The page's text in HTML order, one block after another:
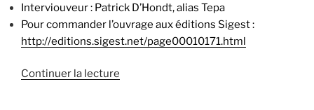
Interviouveur : Patrick D’Hondt, alias Tepa
Pour commander l’ouvrage aux éditions Sigest :
http://editions.sigest.net/page00010171.html
Continuer la lecture